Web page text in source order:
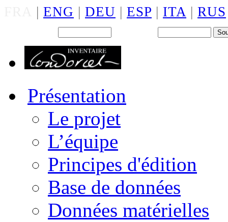
| ENG | DEU | ESP | ITA | RUS
Présentation
Le projet
L’équipe
Principes d'édition
Base de données
Données matérielles